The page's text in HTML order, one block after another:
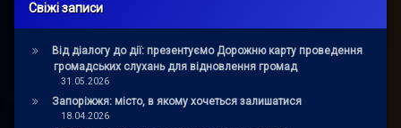
Свіжі записи
Від діалогу до дії: презентуємо Дорожню карту проведення
громадських слухань для відновлення громад
31.05.2026
Запоріжжя: місто, в якому хочеться залишатися
18.04.2026